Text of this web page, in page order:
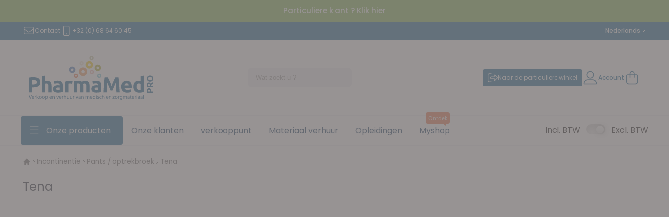
Particuliere klant ? Klik hier
Ga naar de inhoud
Contact +32 (0) 68 64 60 45 Taal
Nederlands
Naar de particuliere winkel Account
Onze producten Onze klanten verkooppunt Materiaal verhuur Opleidingen Myshop
Ontdek
Incl. BTW Excl. BTW
Incontinentie Pants / optrekbroek Tena
Tena